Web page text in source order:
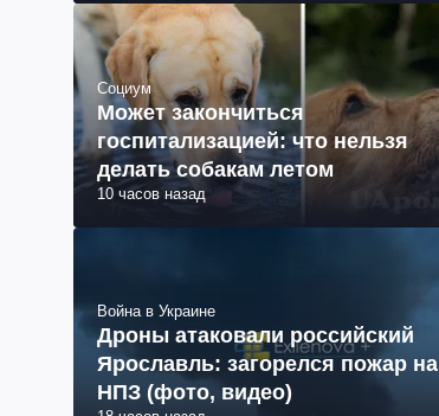
Социум
Может закончиться
госпитализацией: что нельзя
делать собакам летом
10 часов назад
Война в Украине
Дроны атаковали российский
Ярославль: загорелся пожар на
НПЗ (фото, видео)